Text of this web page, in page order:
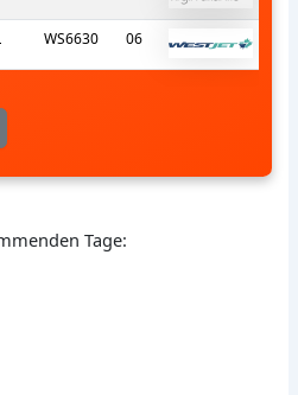
WS6630 06
Tage: